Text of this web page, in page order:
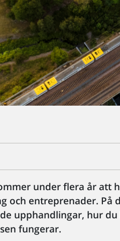
under flera år att
och entreprenader. På
upphandlingar, hur
fungerar.